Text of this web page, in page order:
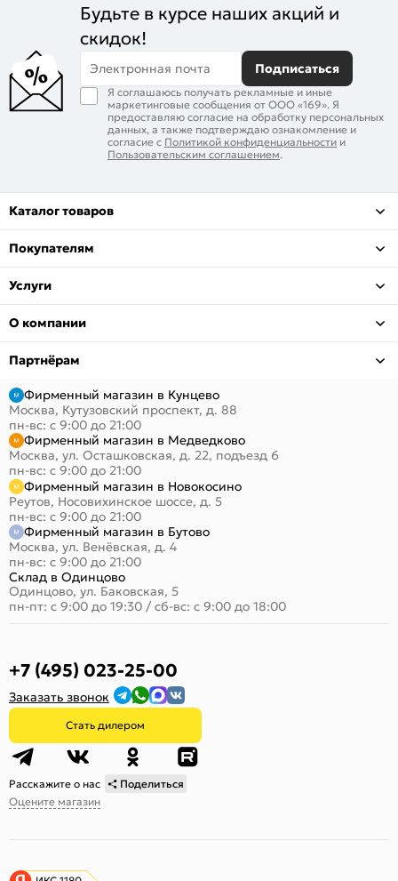
Будьте в курсе наших акций и
скидок!
Электронная почта Подписаться
Я соглашаюсь получать рекламные и иные
маркетинговые сообщения от ООО «169». Я
предоставляю согласие на обработку персональных
данных, а также подтверждаю ознакомление и
согласие с Политикой конфиденциальности и
Пользовательским соглашением.
Каталог товаров
Покупателям
Услуги
О компании
Партнёрам
Фирменный магазин в Кунцево
Москва, Кутузовский проспект, д. 88
пн-вс: с 9:00 до 21:00
Фирменный магазин в Медведково
Москва, ул. Осташковская, д. 22, подъезд 6
пн-вс: с 9:00 до 21:00
Фирменный магазин в Новокосино
Реутов, Носовихинское шоссе, д. 5
пн-вс: с 9:00 до 21:00
Фирменный магазин в Бутово
Москва, ул. Венёвская, д. 4
пн-вс: с 9:00 до 21:00
Склад в Одинцово
Одинцово, ул. Баковская, 5
пн-пт: с 9:00 до 19:30 / сб-вс: с 9:00 до 18:00
+7 (495) 023-25-00
Заказать звонок
Стать дилером
Расскажите о нас
Поделиться
Оцените магазин